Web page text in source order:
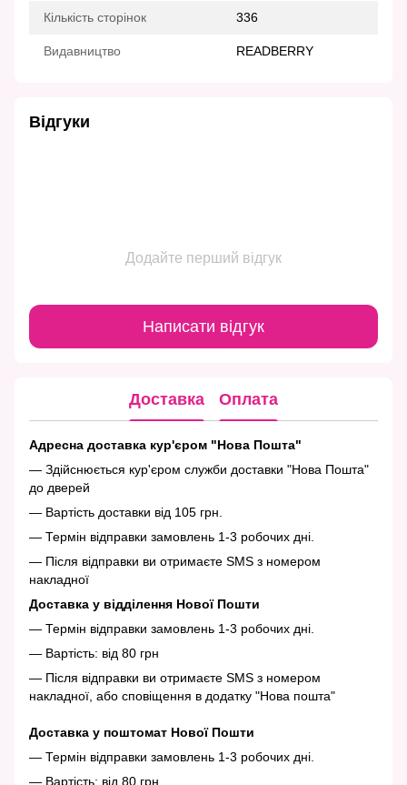
Кількість сторінок 336
Видавництво READBERRY
Відгуки
Додайте перший відгук
Написати відгук
Доставка Оплата
Адресна доставка кур'єром "Нова Пошта"
— Здійснюється кур'єром служби доставки "Нова Пошта"
до дверей
— Вартість доставки від 105 грн.
— Термін відправки замовлень 1-3 робочих дні.
— Після відправки ви отримаєте SMS з номером
накладної
Доставка у відділення Нової Пошти
— Термін відправки замовлень 1-3 робочих дні.
— Вартість: від 80 грн
— Після відправки ви отримаєте SMS з номером
накладної, або сповіщення в додатку "Нова пошта"
Доставка у поштомат Нової Пошти
— Термін відправки замовлень 1-3 робочих дні.
— Вартість: від 80 грн